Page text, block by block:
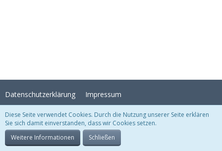
Datenschutzerklärung Impressum
Stil:Crystal Temptation , erstellt vonKittMedia
Community-Software:
Diese Seite verwendet Cookies. Durch die Nutzung unserer Seite erklären
Sie sich damit einverstanden, dass wir Cookies setzen.
Weitere Informationen
Schließen